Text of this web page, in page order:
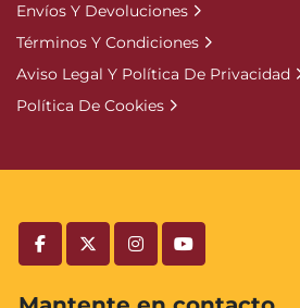
facebooktwitterinstagramyoutube
Envíos Y Devoluciones
Términos Y Condiciones
Aviso Legal Y Política De Privacidad
Política De Cookies